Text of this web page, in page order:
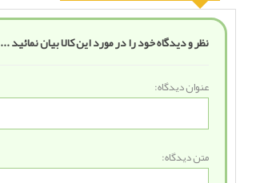
نظر و دیدگاه خود را در مورد این کالا بیان نمائید ...
عنوان دیدگاه:
متن دیدگاه: